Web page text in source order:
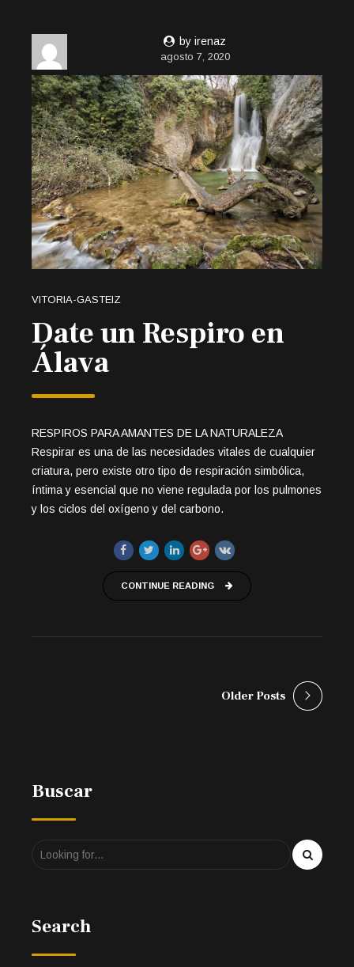
by irenaz
agosto 7, 2020
VITORIA-GASTEIZ
Date un Respiro en
Álava
RESPIROS PARA AMANTES DE LA NATURALEZA
Respirar es una de las necesidades vitales de cualquier
criatura, pero existe otro tipo de respiración simbólica,
íntima y esencial que no viene regulada por los pulmones
y los ciclos del oxígeno y del carbono.
CONTINUE READING
Older Posts
Buscar
Search